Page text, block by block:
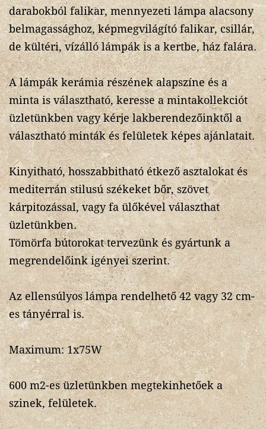
darabokból falikar, mennyezeti lámpa alacsony
belmagassághoz, képmegvilágító falikar, csillár,
de kültéri, vízálló lámpák is a kertbe, ház falára.
A lámpák kerámia részének alapszíne és a
minta is választható, keresse a mintakollekciót
üzletünkben vagy kérje lakberendezőinktől a
választható minták és felületek képes ajánlatait.
Kinyitható, hosszabbitható étkező asztalokat és
mediterrán stilusú székeket bőr, szövet
kárpitozással, vagy fa ülőkével választhat
üzletünkben.
Tömörfa bútorokat tervezünk és gyártunk a
megrendelőink igényei szerint.
Az ellensúlyos lámpa rendelhető 42 vagy 32 cm-
es tányérral is.
Maximum: 1x75W
600 m2-es üzletünkben megtekinhetőek a
szinek, felületek.